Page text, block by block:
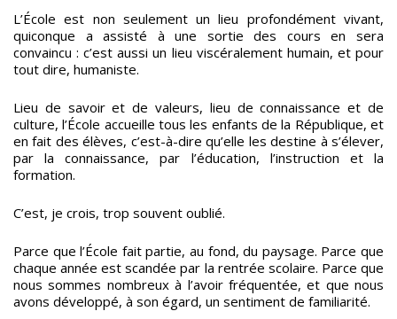
L’École est non seulement un lieu profondément vivant,
quiconque a assisté à une sortie des cours en sera
convaincu : c’est aussi un lieu viscéralement humain, et pour
tout dire, humaniste.
Lieu de savoir et de valeurs, lieu de connaissance et de
culture, l’École accueille tous les enfants de la République, et
en fait des élèves, c’est-à-dire qu’elle les destine à s’élever,
par la connaissance, par l’éducation, l’instruction et la
formation.
C’est, je crois, trop souvent oublié.
Parce que l’École fait partie, au fond, du paysage. Parce que
chaque année est scandée par la rentrée scolaire. Parce que
nous sommes nombreux à l’avoir fréquentée, et que nous
avons développé, à son égard, un sentiment de familiarité.